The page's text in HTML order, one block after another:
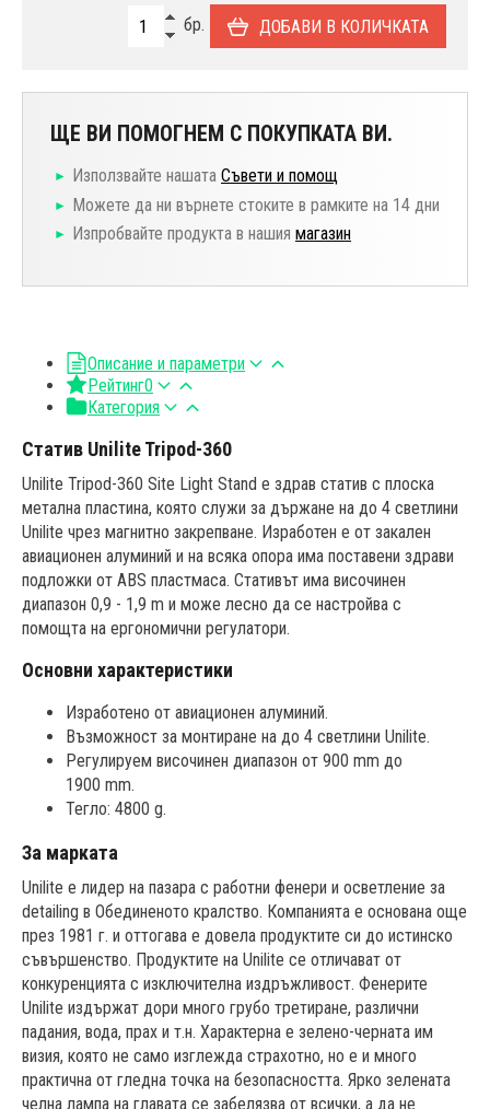
бр. ДОБАВИ В КОЛИЧКАТА
ЩЕ ВИ ПОМОГНЕМ С ПОКУПКАТА ВИ.
Използвайте нашата Съвети и помощ
Можете да ни върнете стоките в рамките на 14 дни
Изпробвайте продукта в нашия магазин
Описание и параметри
Рейтинг0
Категория
Статив Unilite Tripod-360
Unilite Tripod-360 Site Light Stand е здрав статив с плоска
метална пластина, която служи за държане на до 4 светлини
Unilite чрез магнитно закрепване. Изработен е от закален
авиационен алуминий и на всяка опора има поставени здрави
подложки от ABS пластмаса. Стативът има височинен
диапазон 0,9 - 1,9 m и може лесно да се настройва с
помощта на ергономични регулатори.
Основни характеристики
Изработено от авиационен алуминий.
Възможност за монтиране на до 4 светлини Unilite.
Регулируем височинен диапазон от 900 mm до
1900 mm.
Тегло: 4800 g.
За марката
Unilite е лидер на пазара с работни фенери и осветление за
detailing в Обединеното кралство. Компанията е основана още
през 1981 г. и оттогава е довела продуктите си до истинско
съвършенство. Продуктите на Unilite се отличават от
конкуренцията с изключителна издръжливост. Фенерите
Unilite издържат дори много грубо третиране, различни
падания, вода, прах и т.н. Характерна е зелено-черната им
визия, която не само изглежда страхотно, но е и много
практична от гледна точка на безопасността. Ярко зелената
челна лампа на главата се забелязва от всички, а да не